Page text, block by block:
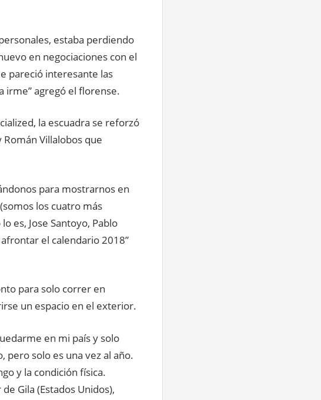
estaba perdiendo
en negociaciones con el
pareció interesante las
irme” agregó el florense.
la escuadra se reforzó
Román Villalobos que
para mostrarnos en
los cuatro más
es, Jose Santoyo, Pablo
el calendario 2018”
para solo correr en
un espacio en el exterior.
en mi país y solo
pero solo es una vez al año.
y la condición física.
Gila (Estados Unidos),